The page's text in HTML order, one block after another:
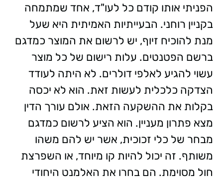
הפניתי אותו קודם כל לעו"ד, אחד שמתמחה
בקניין רוחני. הבעייתיות האמיתית היא שעל
מנת להוכיח זיוף, יש לרשום את המוצר כמדגם
ברשם הפטנטים. עלות רישום של כל מוצר
עשוי להגיע לאלפי דולרים. לא היתה לעודד
הצדקה כלכלית לעשות זאת. הוא לא יכסה
בקלות את ההשקעה הזאת. אולם עורך הדין
מצא פתרון מעניין. הוא הציע לרשום כמדגם
מבחר של כלי זכוכית, אשר יש להם משהו
משותף. זה יכול להיות קו מיוחד, או השפרצת
חול מסוימת. הם בחרו את האלמנט היחודי